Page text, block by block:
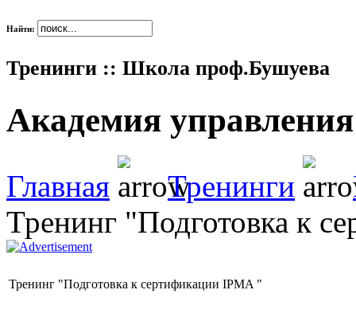
Найти:
Тренинги :: Школа проф.Бушуева
Академия
Главная Тренинги
Тренинг "Подготовка к
Тренинг "Подготовка к сертификации IPMA "